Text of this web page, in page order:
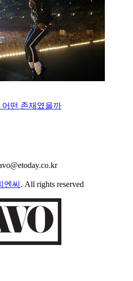
떤 존재였을까
엔씨 . All rights reserved